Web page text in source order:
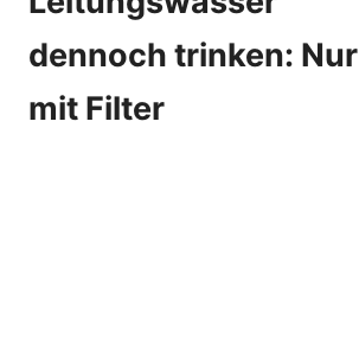
dennoch trinken: Nur
mit Filter